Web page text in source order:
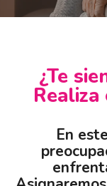
¿Te
En